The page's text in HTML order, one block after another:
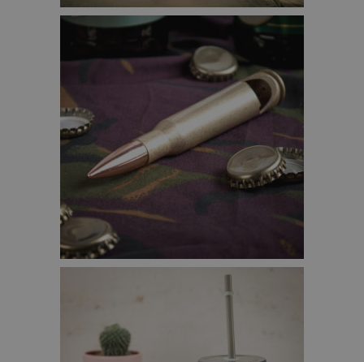
CHILISAUSEN VAN THE CHILLI ALCHEMIST – €22,95
FLESOPENER – ECHTE KALIBER 50 PATRONEN –